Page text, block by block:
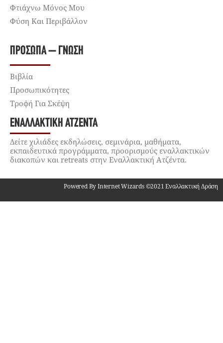
Φτιάχνω Μόνος Μου
Φύση Και Περιβάλλον
ΠΡΌΣΩΠΑ – ΓΝΏΣΗ
Βιβλία
Προσωπικότητες
Τροφή Για Σκέψη
ΕΝΑΛΛΑΚΤΙΚΉ ΑΤΖΈΝΤΑ
Δείτε χιλιάδες εκδηλώσεις, σεμινάρια, μαθήματα,
εκπαιδευτικά προγράμματα, προορισμούς εναλλακτικών
διακοπών και retreats στην Εναλλακτική Ατζέντα.
Powered By Internet Wizards ©2021 Εναλλακτική Δράση